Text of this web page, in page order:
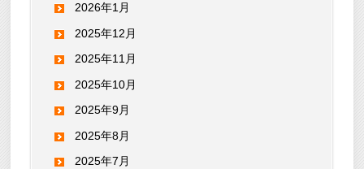
2026年1月
2025年12月
2025年11月
2025年10月
2025年9月
2025年8月
2025年7月